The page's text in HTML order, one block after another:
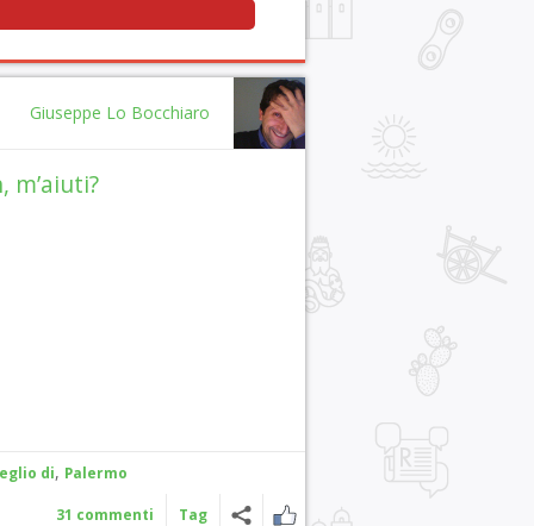
Giuseppe Lo Bocchiaro
m’aiuti?
di, Palermo
31 commenti Tag